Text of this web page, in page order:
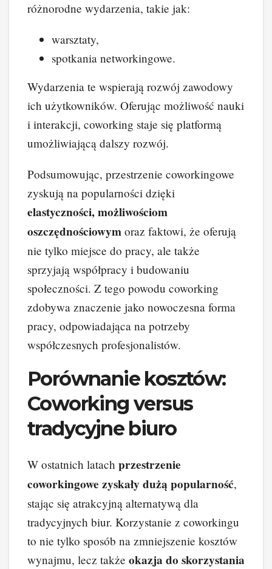
różnorodne wydarzenia, takie jak:
warsztaty,
spotkania networkingowe.
Wydarzenia te wspierają rozwój zawodowy
ich użytkowników. Oferując możliwość nauki
i interakcji, coworking staje się platformą
umożliwiającą dalszy rozwój.
Podsumowując, przestrzenie coworkingowe
zyskują na popularności dzięki
elastyczności, możliwościom
oszczędnościowym oraz faktowi, że oferują
nie tylko miejsce do pracy, ale także
sprzyjają współpracy i budowaniu
społeczności. Z tego powodu coworking
zdobywa znaczenie jako nowoczesna forma
pracy, odpowiadająca na potrzeby
współczesnych profesjonalistów.
Porównanie kosztów:
Coworking versus
tradycyjne biuro
W ostatnich latach przestrzenie
coworkingowe zyskały dużą popularność,
stając się atrakcyjną alternatywą dla
tradycyjnych biur. Korzystanie z coworkingu
to nie tylko sposób na zmniejszenie kosztów
wynajmu, lecz także okazja do skorzystania